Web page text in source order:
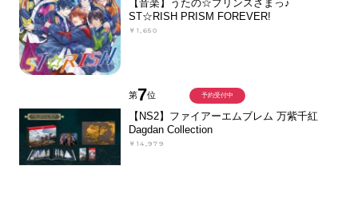
【音楽】うたの☆プリンスさまっ♪
ST☆RISH PRISM FOREVER!
￥1,650
第7位
【NS2】ファイアーエムブレム 万紫千紅
Dagdan Collection
￥14,979
予約受付中